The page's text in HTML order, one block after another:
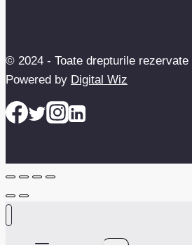
© 2024 - Toate drepturile rezervate
Powered by Digital Wiz